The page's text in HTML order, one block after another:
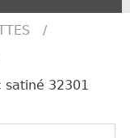
/
satiné 32301